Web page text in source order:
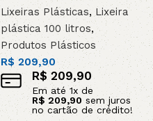
Lixeiras Plásticas, Lixeira
plástica 100 litros,
Produtos Plásticos
R$ 209,90
R$209,90
Em até 1x de
R$ 209,90sem juros
no cartão de crédito!